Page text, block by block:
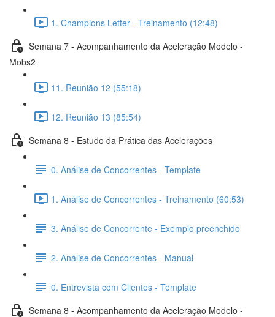
1. Champions Letter - Treinamento (12:48)
Semana 7 - Acompanhamento da Aceleração Modelo -
Mobs2
11. Reunião 12 (55:18)
12. Reunião 13 (85:54)
Semana 8 - Estudo da Prática das Acelerações
0. Análise de Concorrentes - Template
1. Análise de Concorrentes - Treinamento (60:53)
3. Análise de Concorrente - Exemplo preenchido
2. Análise de Concorrentes - Manual
0. Entrevista com Clientes - Template
Semana 8 - Acompanhamento da Aceleração Modelo -